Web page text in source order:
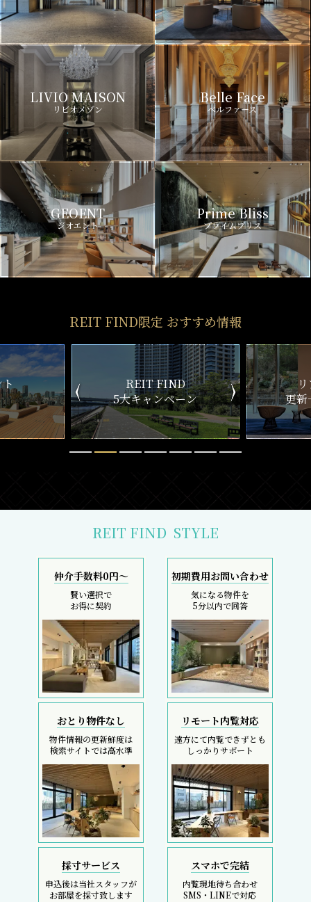
LIVIO MAISON
リビオメゾン
Belle Face
ベルファース
GEOENT
ジオエント
Prime Bliss
プライムブリス
REIT FIND限定 おすすめ情報
ン
リアルタイム
更新一覧チェック
新
REIT FIND STYLE
仲介手数料0円～
賢い選択で
お得に契約
初期費用お問い合わせ
気になる物件を
5分以内で回答
おとり物件なし
物件情報の更新鮮度は
検索サイトでは高水準
リモート内覧対応
遠方にて内覧できずとも
しっかりサポート
採寸サービス
申込後は当社スタッフが
お部屋を採寸致します
スマホで完結
内覧現地待ち合わせ
SMS・LINEで対応